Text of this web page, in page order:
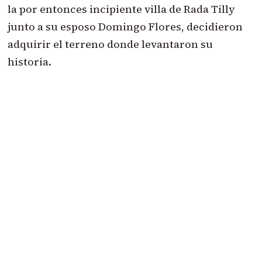
la por entonces incipiente villa de Rada Tilly
junto a su esposo Domingo Flores, decidieron
adquirir el terreno donde levantaron su
historia.